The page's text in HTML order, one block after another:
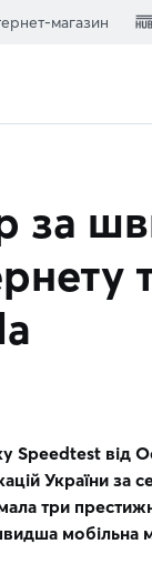
магазин
за
Speedtest від
України за
три
мобільна